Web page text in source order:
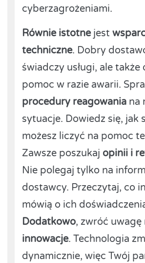
cyberzagrożeniami.
Równie istotnejest
techniczne. Dobry
świadczy usługi, ale także
pomoc w razie awarii.
procedury reagowania na
sytuacje. Dowiedz się, jak
możesz liczyć na pomoc
Zawsze poszukaj opinii i
Nie polegaj tylko na
dostawcy. Przeczytaj, co
mówią o ich
Dodatkowo, zwróć uwagę
innowacje. Technologia
dynamicznie, więc Twój